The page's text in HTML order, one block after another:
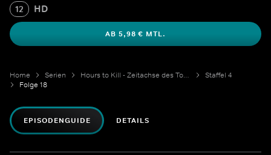
eine ausgeklügelte verdeckte Operation, die schließlich enthüllt,
wer den Abzug betätigt hat.
12 HD
AB 5,98 € MTL.
Home Serien Hours to Kill - Zeitachse des Todes
Staffel 4
Folge 18
EPISODENGUIDE DETAILS